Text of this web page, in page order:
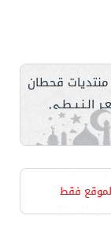
قحطان
الـنـبـطـي
فقط